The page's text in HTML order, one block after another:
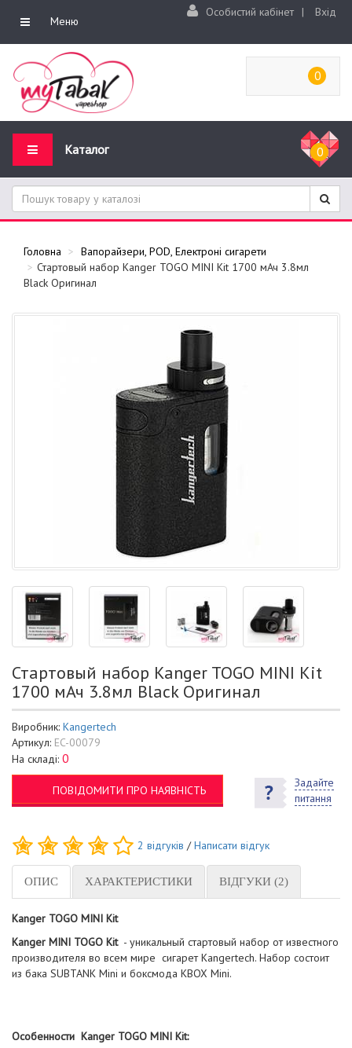
Меню
Особистий кабінет | Вхід
0
Каталог 0
Головна
Вапорайзери, POD, Електроні сигарети
Стартовый набор Kanger TOGO MINI Kit 1700 мАч 3.8мл
Black Оригинал
Стартовый набор Kanger TOGO MINI Kit
1700 мАч 3.8мл Black Оригинал
Виробник: Kangertech
Артикул: EC-00079
На складі: 0
ПОВІДОМИТИ ПРО НАЯВНІСТЬ
Задайте
питання
2 відгуків /Написати відгук
ОПИС ХАРАКТЕРИСТИКИ ВІДГУКИ (2)
Kanger TOGO MINI Kit
Kanger MINI TOGO Kit- уникальный стартовый набор от известного
производителя во всем мире сигарет Kangertech. Набор состоит
из бака SUBTANK Mini и боксмода KBOX Mini.
Особенности Kanger TOGO MINI Kit: